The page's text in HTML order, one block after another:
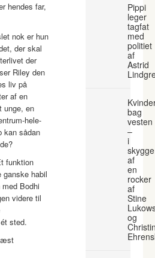
hendes far,
nok er hun
der skal
der
Riley den
liv på
af en
unge, en
hele-
kan sådan
funktion
habil
Bodhi
videre til
sted.
Pippi
leger
tagfat
med
politiet
af
Astrid
bag
vesten
–
i
af
en
rocker
af
Stine
og